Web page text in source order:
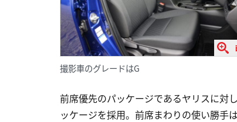
撮影車のグレードはG
前席優先のパッケージであるヤリスに対
ッケージを採用。前席まわりの使い勝手